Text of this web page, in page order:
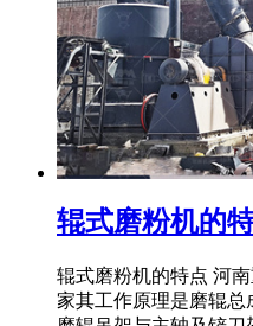
辊式磨粉机的
辊式磨粉机的特点 河
家其工作原理是磨辊总